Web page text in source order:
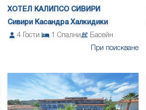
ХОТЕЛ КАЛИПСО СИВИРИ
Сивири Касандра Халкидики
4
Гости Спални
Басейн
При поискване